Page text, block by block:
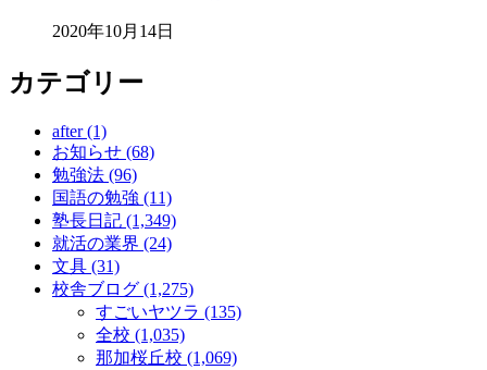
2020年10月14日
カテゴリー
after (1)
お知らせ (68)
勉強法 (96)
国語の勉強 (11)
塾長日記 (1,349)
就活の業界 (24)
文具 (31)
校舎ブログ (1,275)
すごいヤツラ (135)
全校 (1,035)
那加桜丘校 (1,069)